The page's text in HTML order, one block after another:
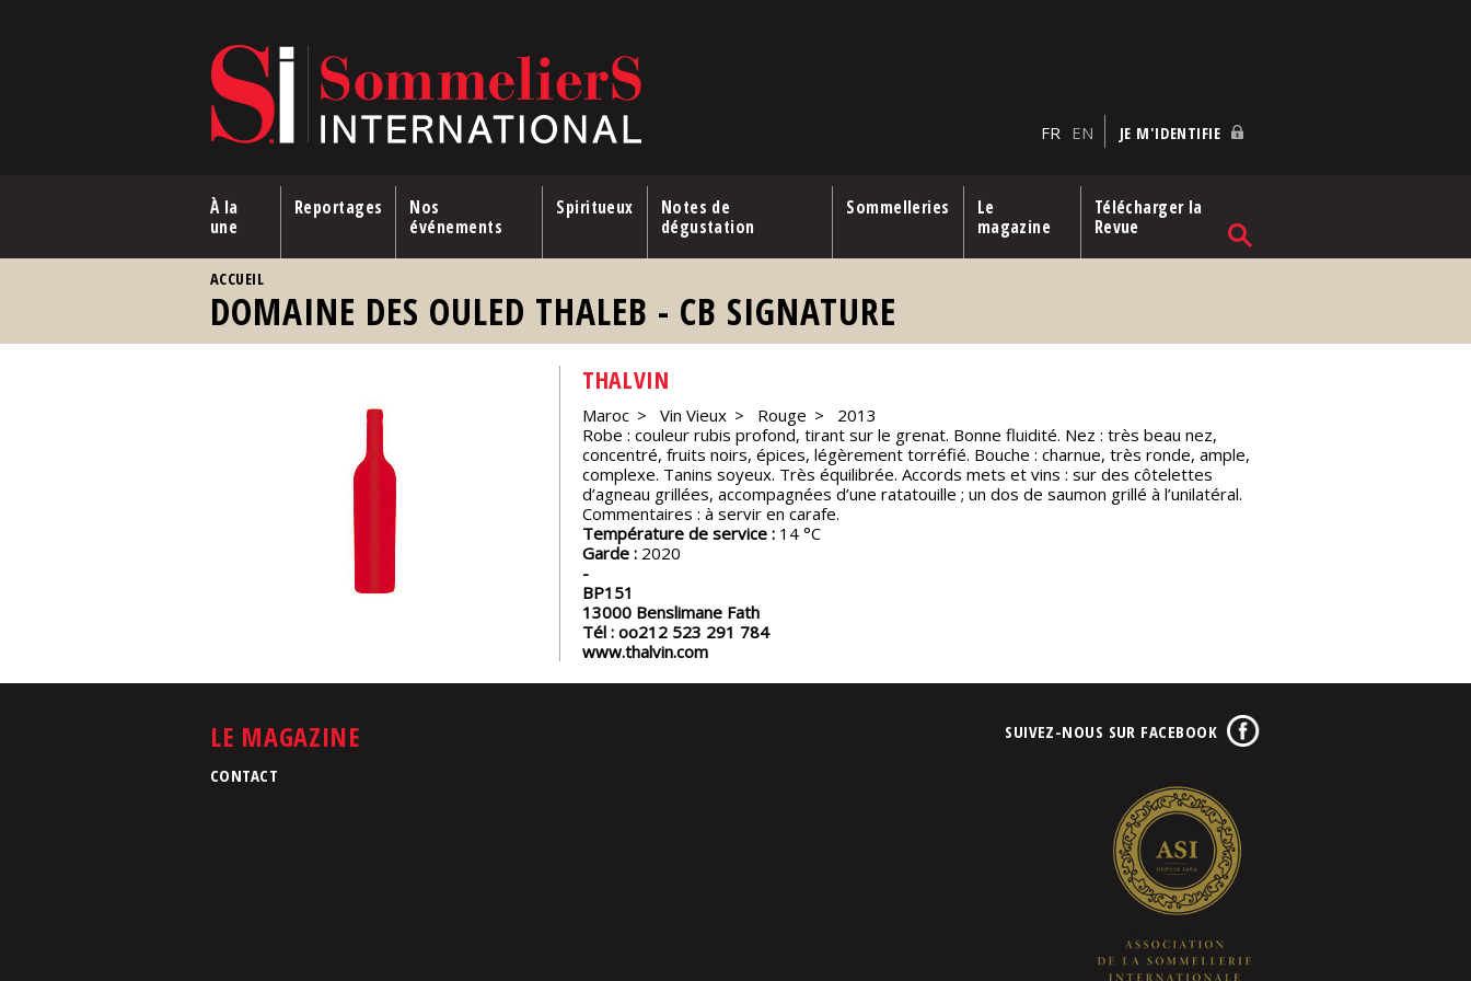
FR EN JE M'IDENTIFIE
À la
une
Reportages
Nos
événements
Spiritueux
Notes de
dégustation
Sommelleries
Le
magazine
Télécharger la
Revue
ACCUEIL
DOMAINE DES OULED THALEB - CB SIGNATURE
THALVIN
Maroc Vin Vieux Rouge
2013
Robe : couleur rubis profond, tirant sur le grenat. Bonne fluidité. Nez : très beau nez,
concentré, fruits noirs, épices, légèrement torréfié. Bouche : charnue, très ronde, ample,
complexe. Tanins soyeux. Très équilibrée. Accords mets et vins : sur des côtelettes
d’agneau grillées, accompagnées d’une ratatouille ; un dos de saumon grillé à l’unilatéral.
Commentaires : à servir en carafe.
Température de service : 14
Garde : 2020
BP151
13000 Benslimane Fath
Tél : oo212 523 291 784
www.thalvin.com
LE MAGAZINE
CONTACT
SUIVEZ-NOUS SUR FACEBOOK